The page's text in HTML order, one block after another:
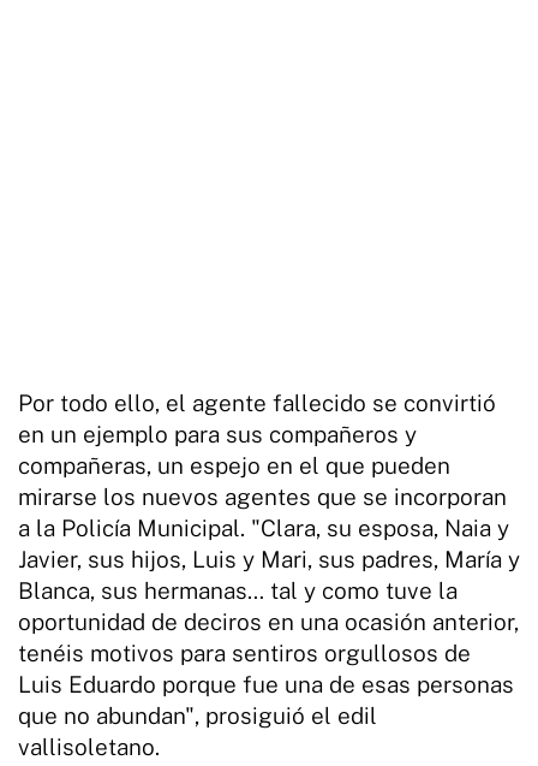
Por todo ello, el agente fallecido se convirtió
en un ejemplo para sus compañeros y
compañeras, un espejo en el que pueden
mirarse los nuevos agentes que se incorporan
a la Policía Municipal. "Clara, su esposa, Naia y
Javier, sus hijos, Luis y Mari, sus padres, María y
Blanca, sus hermanas… tal y como tuve la
oportunidad de deciros en una ocasión anterior,
tenéis motivos para sentiros orgullosos de
Luis Eduardo porque fue una de esas personas
que no abundan", prosiguió el edil
vallisoletano.